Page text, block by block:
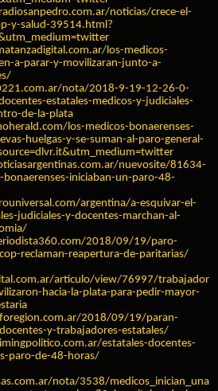
noticias/crece-el-
y-salud-39514.html?
los-medicos-
a-parar-y-movilizaran-junto-a-
nota/2018-9-19-12-26-0-
estatales-medicos-y-judiciales-
de-la-plata
los-medicos-bonaerenses-
huelgas-y-se-suman-al-paro-general-
nuevosite/81634-
bonaerenses-iniciaban-un-paro-48-
argentina/a-esquivar-el-
judiciales-y-docentes-marchan-al-
2018/09/19/paro-
reclaman-reapertura-de-paritarias/
articulo/view/76997/trabajador
hacia-la-plata-para-pedir-mayor-
2018/09/19/paran-
y-trabajadores-estatales/
estatales-docentes-
paro-de-48-horas/
nota/3538/medicos_inician_una